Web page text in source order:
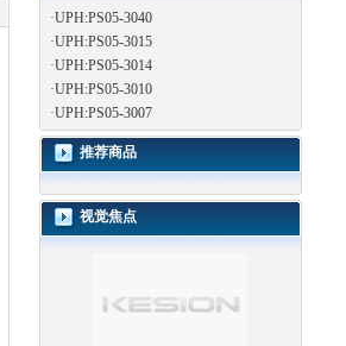
·UPH:PS05-3040
·UPH:PS05-3015
·UPH:PS05-3014
·UPH:PS05-3010
·UPH:PS05-3007
推荐商品
视觉焦点